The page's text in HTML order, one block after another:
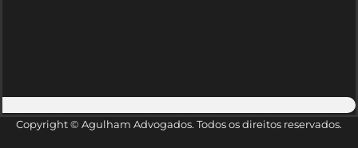
Copyright © Agulham Advogados. Todos os direitos reservados.